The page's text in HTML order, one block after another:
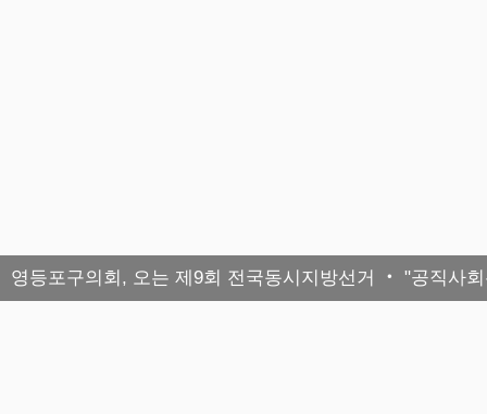
영등포구의회, 오는 제9회 전국동시지방선거 ‧ "공직사